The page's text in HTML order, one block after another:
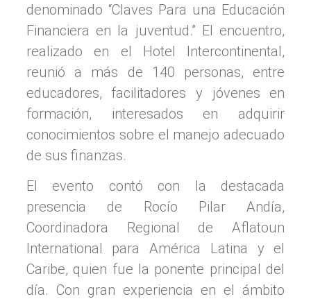
denominado “Claves Para una Educación
Financiera en la juventud.” El encuentro,
realizado en el Hotel Intercontinental,
reunió a más de 140 personas, entre
educadores, facilitadores y jóvenes en
formación, interesados en adquirir
conocimientos sobre el manejo adecuado
de sus finanzas.
El evento contó con la destacada
presencia de Rocío Pilar Andía,
Coordinadora Regional de Aflatoun
International para América Latina y el
Caribe, quien fue la ponente principal del
día. Con gran experiencia en el ámbito